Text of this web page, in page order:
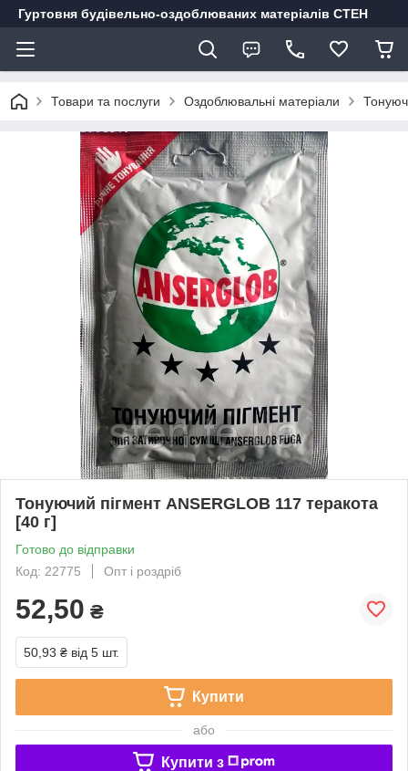
Гуртовня будівельно-оздоблюваних матеріалів СТЕН
Товари та послуги Оздоблювальні матеріали
Тонуючий пігмент ANSERGLOB 117 теракота
[40 г]
Готово до відправки
Код: 22775
Опт і роздріб
52,50 ₴
50,93 ₴ від 5 шт.
Купити
або
Купити з